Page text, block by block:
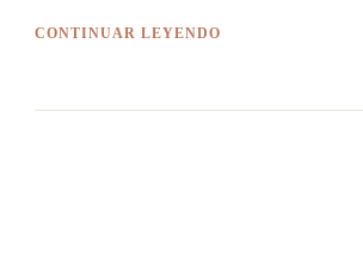
CONTINUAR LEYENDO